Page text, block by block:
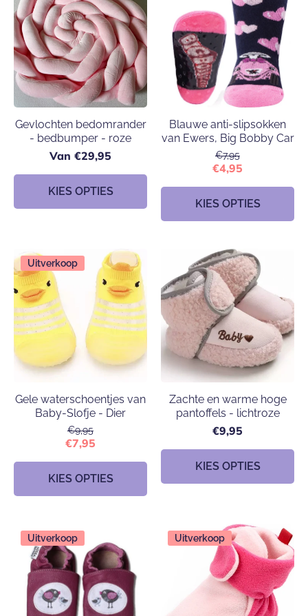
Gevlochten bedomrander
- bedbumper - roze
Van €29,95
KIES OPTIES
Blauwe anti-slipsokken
van Ewers, Big Bobby Car
€7,95
€4,95
KIES OPTIES
Uitverkoop
Gele waterschoentjes van
Baby-Slofje - Dier
€9,95
€7,95
KIES OPTIES
Zachte en warme hoge
pantoffels - lichtroze
€9,95
KIES OPTIES
Uitverkoop Uitverkoop